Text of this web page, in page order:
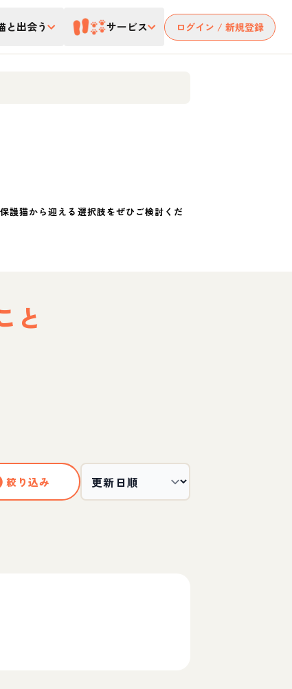
と出会う サービス ログイン / 新規登録
護猫から迎える選択肢をぜひご検討くだ
と
絞り込み